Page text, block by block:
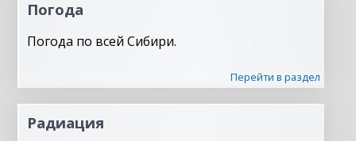
Погода
Погода по всей Сибири.
Перейти в раздел
Радиация